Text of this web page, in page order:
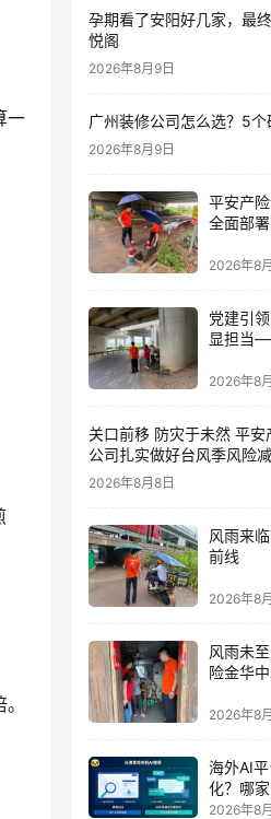
一
孕期看了安阳好几家，最
悦阁
2026年8月9日
广州装修公司怎么选？5
2026年8月9日
平安产
全面部署
2026年8
党建引
显担当
一线
2026年8
关口前移 防灾于未然 平安
公司扎实做好台风季风险
2026年8月8日
风雨来
前线
2026年8
风雨未
险金华
2026年8
海外AI
化？哪
AI优化排
2026年8